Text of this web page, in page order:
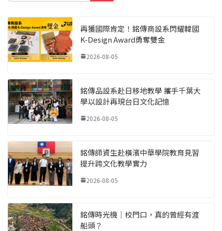
再獲國際肯定！銘傳商設系閃耀韓國
K-Design Award勇奪雙金
2026-08-05
銘傳品設系赴日移地教學 攜手千葉大
學以設計再現台日文化記憶
2026-08-05
銘傳師資生赴橫濱中華學院教育見習
提升跨文化教學實力
2026-08-05
銘傳時光機｜校門口，真的曾經有渡
船頭？